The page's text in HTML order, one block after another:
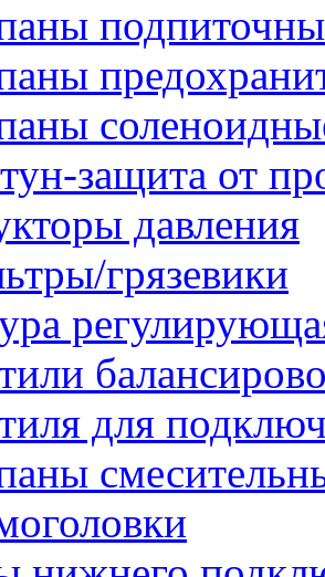
защита от
давления
грязевики
для